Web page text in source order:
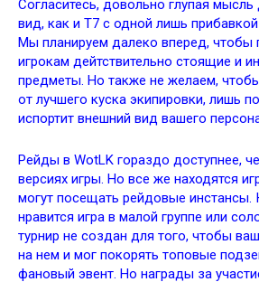
Согласитесь, довольно глупая
вид, как и Т7 с одной лишь
Мы планируем далеко вперед, чтобы
игрокам дейтствительно стоящие и
предметы. Но также не желаем,
от лучшего куска экипировки, лишь
испортит внешний вид вашего
Рейды в WotLK гораздо доступнее,
версиях игры. Но все же находятся
могут посещать рейдовые
нравится игра в малой группе или
турнир не создан для того, чтобы
на нем и мог покорять топовые
фановый эвент. Но награды за